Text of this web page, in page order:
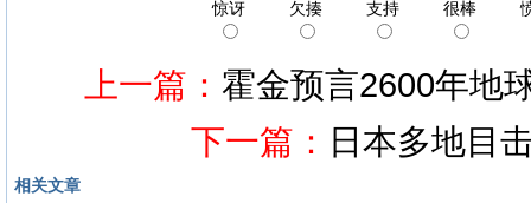
惊讶 欠揍 支持 很棒
上一篇： 霍金预言2600年地
下一篇： 日本多地目
相关文章